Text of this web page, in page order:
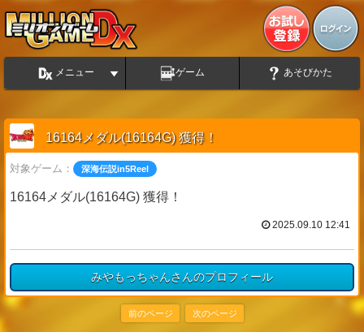
メニュー ゲーム あそびかた
16164メダル(16164G) 獲得！
対象ゲーム： 深海伝説in5Reel
16164メダル(16164G) 獲得！
2025.09.10 12:41
みやもっちゃんさんのプロフィール
前のページ 次のページ